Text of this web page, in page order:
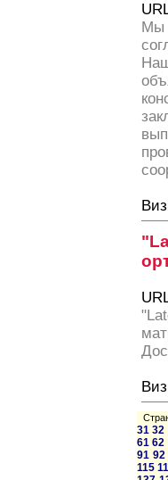
Мы
31 32
61 62
91 92
115